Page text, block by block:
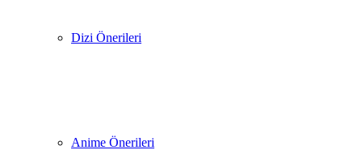
Dizi Önerileri
Anime Önerileri